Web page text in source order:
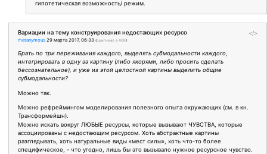
гипотетическая возможность/ режим.
</>
Вариации на тему конструирования недостающих ресурсо
metanymous 29 марта 2017, 06:33 (оригинал в ЖЖ)
Брать по три переживания каждого, выделять субмодальности каждого,
интегрировать в одну ээ картину (либо якорями, либо просить сделать
бессознательное), и уже из этой целостной картины выделить общие
субмодальности?
Можно так.
Можно рефреймингом моделирования полезного опыта окружающих (см. в кн.
Трансформейшн).
Можно искать вокруг ЛЮБЫЕ ресурсы, которые вызывают ЧУВСТВА, которые
ассоциированы с недостающим ресурсом. Хоть абстрактные картины
разглядывать, хоть натуральные виды «мест силы», хоть что-то более
специфическое, - что угодно, лишь бы это вызывало нужное ресурсное чувство.